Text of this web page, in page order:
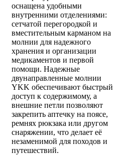
оснащена удобными
внутренними отделениями:
сетчатой перегородкой и
вместительным карманом на
молнии для надежного
хранения и организации
медикаментов и первой
помощи. Надежные
двунаправленные молнии
YKK обеспечивают быстрый
доступ к содержимому, а
внешние петли позволяют
закрепить аптечку на поясе,
ремнях рюкзака или другом
снаряжении, что делает её
незаменимой для походов и
путешествий.